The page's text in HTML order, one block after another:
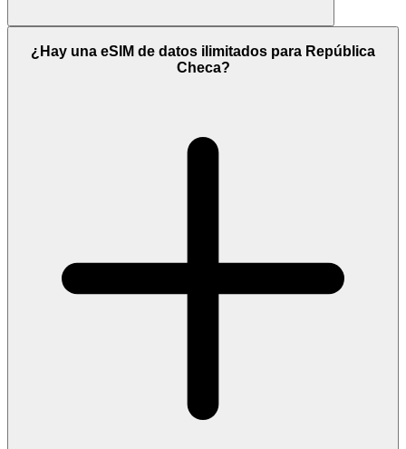
¿Hay una eSIM de datos ilimitados para República
Checa?